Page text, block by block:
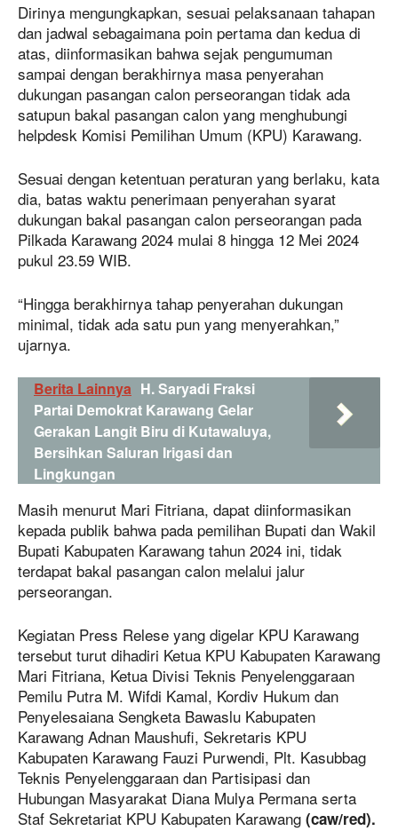
Dirinya mengungkapkan, sesuai pelaksanaan tahapan
dan jadwal sebagaimana poin pertama dan kedua di
atas, diinformasikan bahwa sejak pengumuman
sampai dengan berakhirnya masa penyerahan
dukungan pasangan calon perseorangan tidak ada
satupun bakal pasangan calon yang menghubungi
helpdesk Komisi Pemilihan Umum (KPU) Karawang.
Sesuai dengan ketentuan peraturan yang berlaku, kata
dia, batas waktu penerimaan penyerahan syarat
dukungan bakal pasangan calon perseorangan pada
Pilkada Karawang 2024 mulai 8 hingga 12 Mei 2024
pukul 23.59 WIB.
“Hingga berakhirnya tahap penyerahan dukungan
minimal, tidak ada satu pun yang menyerahkan,”
ujarnya.
Berita Lainnya H. Saryadi Fraksi
Partai Demokrat Karawang Gelar
Gerakan Langit Biru di Kutawaluya,
Bersihkan Saluran Irigasi dan
Lingkungan
Masih menurut Mari Fitriana, dapat diinformasikan
kepada publik bahwa pada pemilihan Bupati dan Wakil
Bupati Kabupaten Karawang tahun 2024 ini, tidak
terdapat bakal pasangan calon melalui jalur
perseorangan.
Kegiatan Press Relese yang digelar KPU Karawang
tersebut turut dihadiri Ketua KPU Kabupaten Karawang
Mari Fitriana, Ketua Divisi Teknis Penyelenggaraan
Pemilu Putra M. Wifdi Kamal, Kordiv Hukum dan
Penyelesaiana Sengketa Bawaslu Kabupaten
Karawang Adnan Maushufi, Sekretaris KPU
Kabupaten Karawang Fauzi Purwendi, Plt. Kasubbag
Teknis Penyelenggaraan dan Partisipasi dan
Hubungan Masyarakat Diana Mulya Permana serta
Staf Sekretariat KPU Kabupaten Karawang (caw/red).